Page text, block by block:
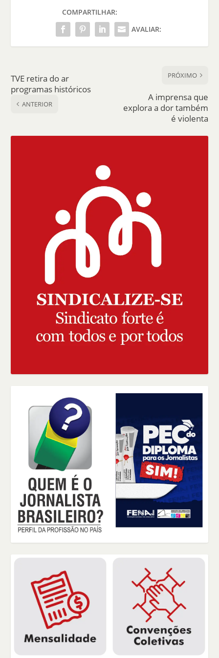
COMPARTILHAR:
AVALIAR:
TVE retira do ar
programas históricos
ANTERIOR
PRÓXIMO
A imprensa que
explora a dor também
é violenta